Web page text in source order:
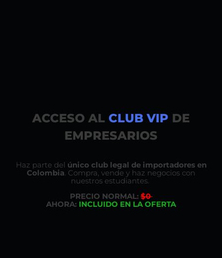
ACCESO AL CLUB VIP DE
EMPRESARIOS
Haz parte del único club legal de importadores en
Colombia. Compra, vende y haz negocios con
nuestros estudiantes.
PRECIO NORMAL:$0
AHORA: INCLUIDO EN LA OFERTA